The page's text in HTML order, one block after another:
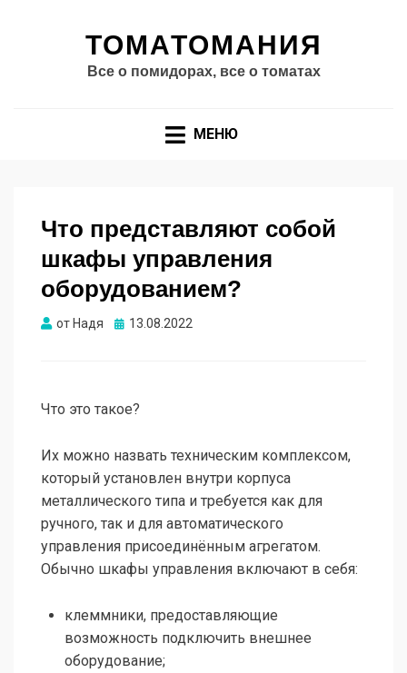
ТОМАТОМАНИЯ
Все о помидорах, все о томатах
МЕНЮ
Что представляют собой
шкафы управления
оборудованием?
от Надя Опубликовано
13.08.2022
Что это такое?
Их можно назвать техническим комплексом,
который установлен внутри корпуса
металлического типа и требуется как для
ручного, так и для автоматического
управления присоединённым агрегатом.
Обычно шкафы управления включают в себя:
клеммники, предоставляющие
возможность подключить внешнее
оборудование;